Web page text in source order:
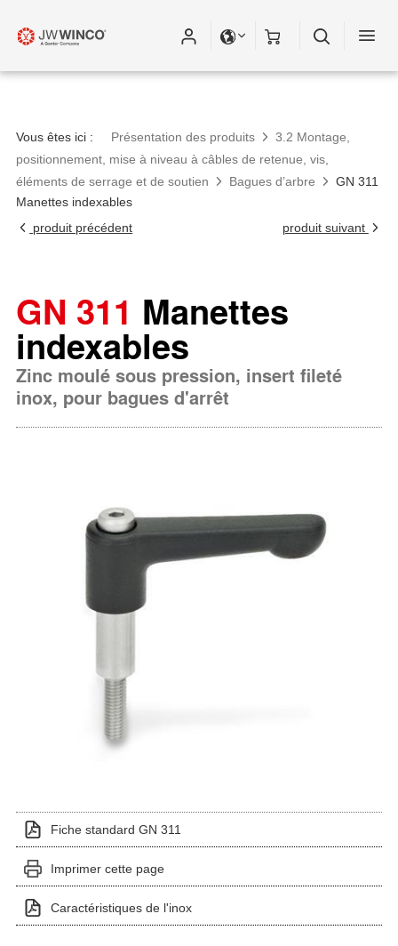
Vous êtes ici : Présentation des produits
3.2 Montage,
positionnement, mise à niveau à câbles de retenue, vis,
éléments de serrage et de soutien
Bagues d’arbre
GN 311
Manettes indexables
produit précédent
produit suivant
GN 311 Manettes
indexables
Zinc moulé sous pression, insert fileté
inox, pour bagues d'arrêt
Fiche standard GN 311
Imprimer cette page
Caractéristiques de l'inox